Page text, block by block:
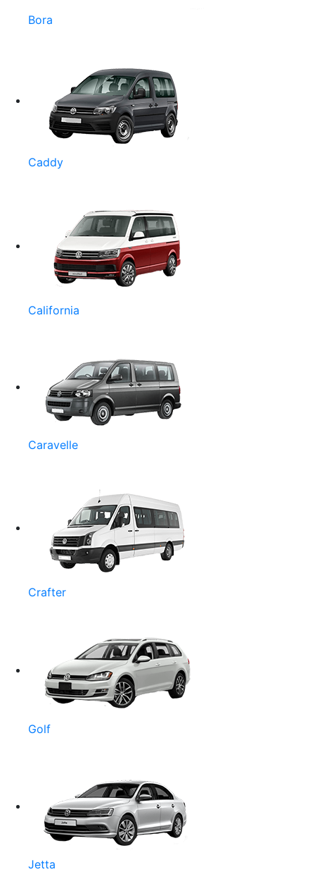
Bora
Caddy
California
Caravelle
Crafter
Golf
Jetta